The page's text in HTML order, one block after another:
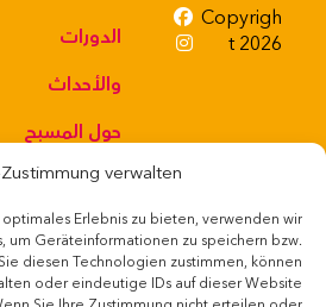
verwalten
Erlebnis zu bieten, verwenden wir
um Geräteinformationen zu speichern bzw.
diesen Technologien zustimmen, können
oder eindeutige IDs auf dieser Website
الدورات
والأحداث
حول المسبح
حانة صغيرة
متجر ويب
شوب
Copyrigh
t 2026